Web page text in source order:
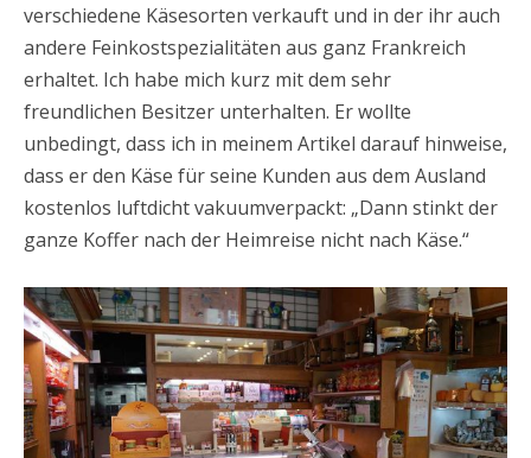
verschiedene Käsesorten verkauft und in der ihr auch
andere Feinkostspezialitäten aus ganz Frankreich
erhaltet. Ich habe mich kurz mit dem sehr
freundlichen Besitzer unterhalten. Er wollte
unbedingt, dass ich in meinem Artikel darauf hinweise,
dass er den Käse für seine Kunden aus dem Ausland
kostenlos luftdicht vakuumverpackt: „Dann stinkt der
ganze Koffer nach der Heimreise nicht nach Käse.“